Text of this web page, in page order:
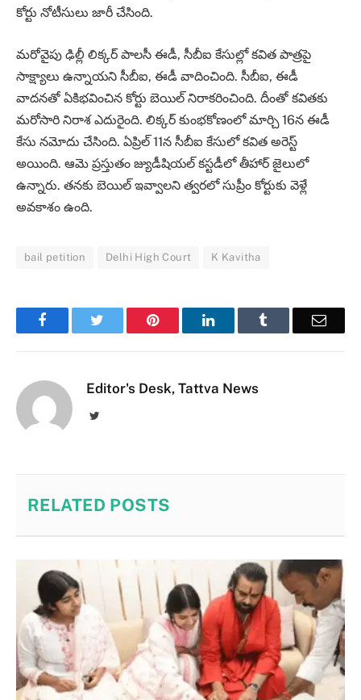
కోర్టు నోటీసులు జారీ చేసింది.
మరోవైపు ఢిల్లీ లిక్కర్ పాలసీ ఈడీ, సీబీఐ కేసుల్లో కవిత పాత్రపై
సాక్ష్యాలు ఉన్నాయని సీబీఐ, ఈడీ వాదించింది. సీబీఐ, ఈడీ
వాదనతో ఏకిభవించిన కోర్టు బెయిల్ నిరాకరించింది. దీంతో కవితకు
మరోసారి నిరాశ ఎదురైంది. లిక్కర్ కుంభకోణంలో మార్చి 16న ఈడీ
కేసు నమోదు చేసింది. ఏప్రిల్ 11న సీబీఐ కేసులో కవిత అరెస్ట్
అయింది. ఆమె ప్రస్తుతం జ్యుడీషియల్ కస్టడీలో తీహార్ జైలులో
ఉన్నారు. తనకు బెయిల్ ఇవ్వాలని త్వరలో సుప్రీం కోర్టుకు వెళ్లే
అవకాశం ఉంది.
bail petition Delhi High Court K Kavitha
Facebook Pinterest LinkedIn Email
Editor's Desk, Tattva News
Twitter
RELATED POSTS